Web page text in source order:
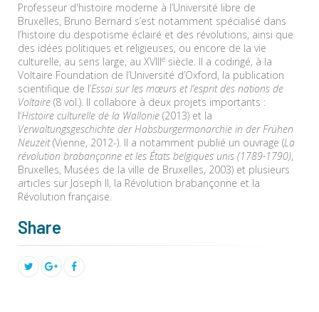
Professeur d'histoire moderne à l’Université libre de
Bruxelles, Bruno Bernard s’est notamment spécialisé dans
l’histoire du despotisme éclairé et des révolutions, ainsi que
des idées politiques et religieuses, ou encore de la vie
culturelle, au sens large, au XVIIIe siècle. Il a codirigé, à la
Voltaire Foundation de l’Université d’Oxford, la publication
scientifique de l’Essai sur les mœurs et l’esprit des nations de
Voltaire (8 vol.). Il collabore à deux projets importants :
l’Histoire culturelle de la Wallonie (2013) et la
Verwaltungsgeschichte der Habsburgermonarchie in der Frühen
Neuzeit(Vienne, 2012-). Il a notamment publié un ouvrage (La
révolution brabançonne et les États belgiques unis (1789-1790),
Bruxelles, Musées de la ville de Bruxelles, 2003) et plusieurs
articles sur Joseph II, la Révolution brabançonne et la
Révolution française.
Share